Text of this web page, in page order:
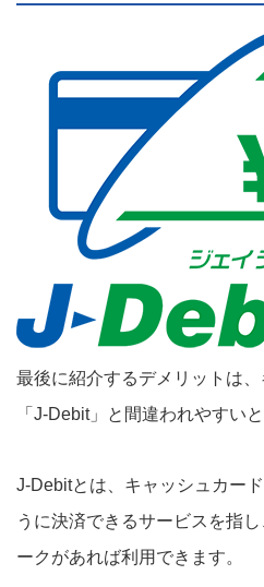
最後に紹介するデメリットは
「J-Debit」と間違われやすい
J-Debitとは、キャッシュカー
うに決済できるサービスを指
ークがあれば利用できます。